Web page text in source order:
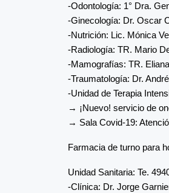
-Odontología: 1° Dra.
-Ginecología: Dr. Oscar
-Nutrición: Lic. Mónica
-Radiología: TR. Mario
-Mamografías: TR.
-Traumatología: Dr.
-Unidad de Terapia
→ ¡Nuevo! servicio de
→ Sala Covid-19:
Farmacia de turno para
Unidad Sanitaria: Te.
-Clínica: Dr. Jorge